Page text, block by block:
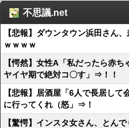
不思議.net
【悲報】ダウンタウン浜田さん
ｗｗｗｗ
【愕然】女性A「私だったら赤
ヤイヤ期で絶対コ〇す」⇒！！
【悲報】居酒屋「6人で長居し
に行ってくれ（怒」⇒！
【驚愕】インスタ女さん、とん